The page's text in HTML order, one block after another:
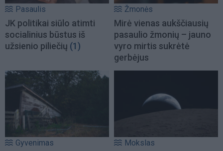
Pasaulis
JK politikai siūlo atimti
socialinius būstus iš
užsienio piliečių (1)
Žmonės
Mirė vienas aukščiausių
pasaulio žmonių – jauno
vyro mirtis sukrėtė
gerbėjus
Gyvenimas Mokslas